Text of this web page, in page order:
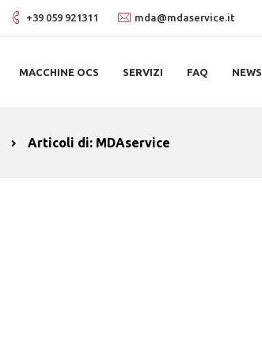
+39 059 921311 mda@mdaservice.it
MACCHINE OCS SERVIZI FAQ NEWS
Articoli di: MDAservice